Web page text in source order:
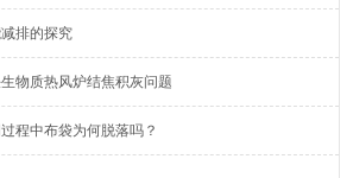
排的探究
物质热风炉结焦积灰问题
程中布袋为何脱落吗？